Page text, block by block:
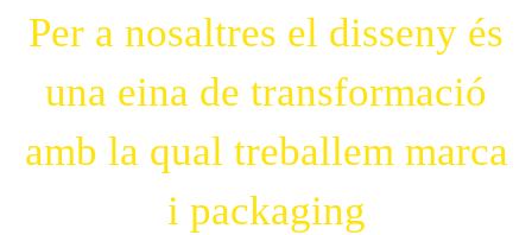
Per a nosaltres el disseny és
una eina de transformació
amb la qual treballem marca
i packaging